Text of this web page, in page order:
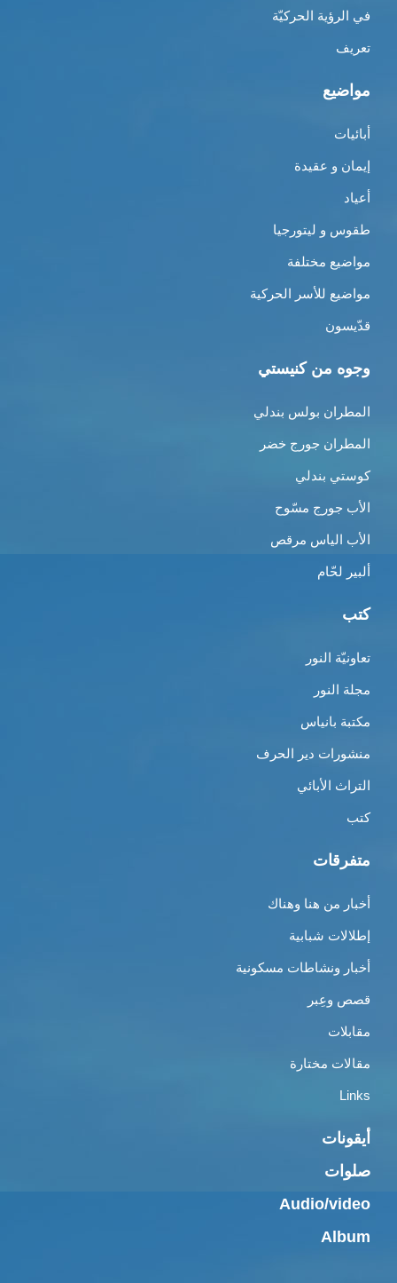
في الرؤية الحركيّة
تعريف
مواضيع
أبائيات
إيمان و عقيدة
أعياد
طقوس و ليتورجيا
مواضيع مختلفة
مواضيع للأسر الحركية
قدّيسون
وجوه من كنيستي
المطران بولس بندلي
المطران جورج خضر
كوستي بندلي
الأب جورج مسّوح
الأب الياس مرقص
ألبير لحّام
كتب
تعاونيّة النور
مجلة النور
مكتبة بانياس
منشورات دير الحرف
التراث الأبائي
كتب
متفرقات
أخبار من هنا وهناك
إطلالات شبابية
أخبار ونشاطات مسكونية
قصص وعِبر
مقابلات
مقالات مختارة
Links
أيقونات
صلوات
Audio/video
Album